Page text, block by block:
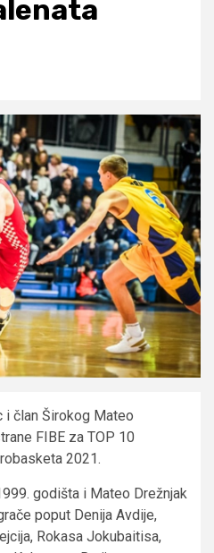
član Širokog Mateo
FIBE za TOP 10
2021.
godišta i Mateo Drežnjak
poput Denija Avdije,
Rokasa Jokubaitisa,